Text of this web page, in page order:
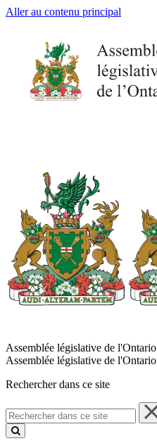
Aller au contenu principal
Assemblée législative de l'Ontario
Assemblée législative de l'Ontario
Rechercher dans ce site
Rechercher
dans
ce